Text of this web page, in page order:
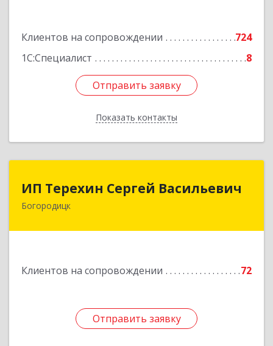
Клиентов на сопровождении
724
1С:Специалист
8
Отправить заявку
Показать контакты
Отправить заявку
Назад
ИП Терехин Сергей Васильевич
Богородицк
Клиентов на сопровождении 72
Отправить заявку
ИП Терехин Сергей Васильевич
301831, Тульская обл, Богородицкий р-н,
Отправить заявку